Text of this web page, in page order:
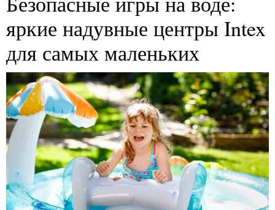
яркие надувные центры Intex
для самых маленьких